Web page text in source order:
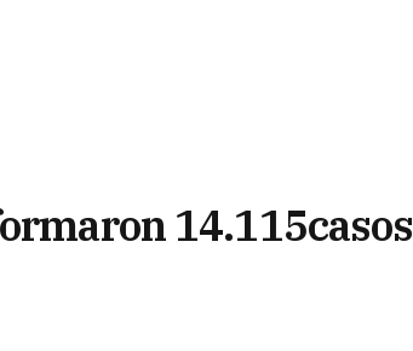
14.115casos